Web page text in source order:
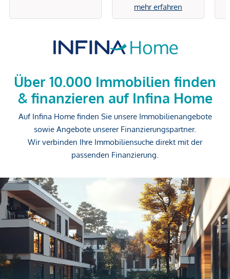
mehr erfahren
Über 10.000 Immobilien finden
& finanzieren auf Infina Home
Auf Infina Home finden Sie unsere Immobilienangebote
sowie Angebote unserer Finanzierungspartner.
Wir verbinden Ihre Immobiliensuche direkt mit der
passenden Finanzierung.